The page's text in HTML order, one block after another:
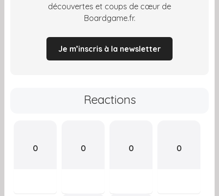
découvertes et coups de cœur de
Boardgame.fr.
Je m’inscris à la newsletter
Reactions
0 0 0 0